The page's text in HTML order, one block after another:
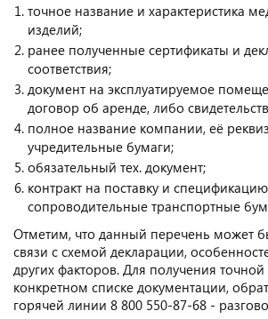
точное название и характеристика
изделий;
ранее полученные сертификаты и
соответствия;
документ на эксплуатируемое
договор об аренде, либо
полное название компании, её
учредительные бумаги;
обязательный тех. документ;
контракт на поставку и
сопроводительные транспортные
Отметим, что данный перечень может
связи с схемой декларации,
других факторов. Для получения
конкретном списке документации,
горячей линии 8 800 550-87-68 -